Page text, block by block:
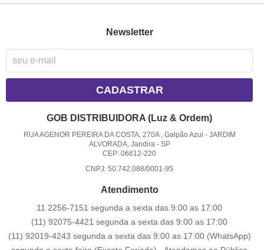
Newsletter
CADASTRAR
GOB DISTRIBUIDORA (Luz & Ordem)
RUA AGENOR PEREIRA DA COSTA, 270A , Galpão Azul - JARDIM
ALVORADA, Jandira- SP
CEP: 06612-220
CNPJ: 50.742.088/0001-95
Atendimento
11 2256-7151 segunda a sexta das 9:00 as 17:00
(11) 92075-4421 segunda a sexta das 9:00 as 17:00
(11) 92019-4243 segunda a sexta das 9:00 as 17:00 (WhatsApp)